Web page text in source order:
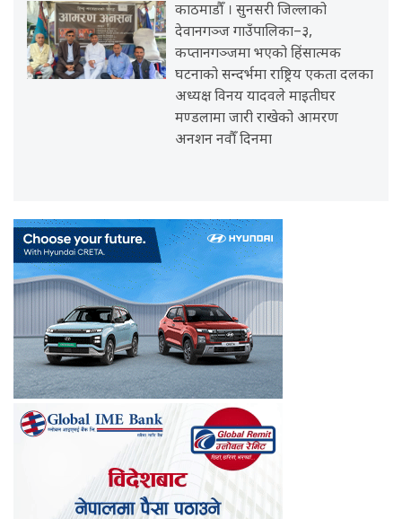
काठमाडौँ । सुनसरी जिल्लाको
देवानगञ्ज गाउँपालिका–३,
कप्तानगञ्जमा भएको हिंसात्मक
घटनाको सन्दर्भमा राष्ट्रिय एकता दलका
अध्यक्ष विनय यादवले माइतीघर
मण्डलामा जारी राखेको आमरण
अनशन नवौँ दिनमा